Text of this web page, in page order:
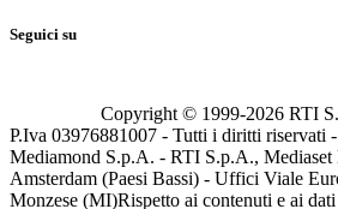
Seguici su
Copyright © 1999-2026 RTI
P.Iva 03976881007 - Tutti i diritti riservati
Mediamond S.p.A. - RTI S.p.A., Mediaset
Amsterdam (Paesi Bassi) - Uffici Viale
Monzese (MI)Rispetto ai contenuti e ai